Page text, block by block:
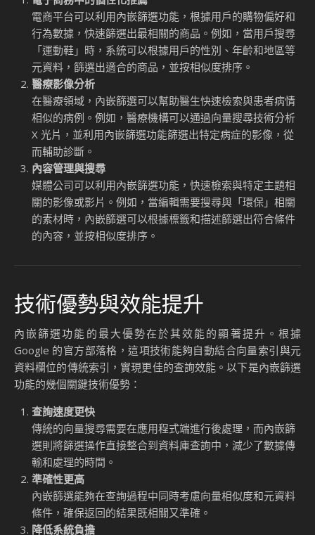
AlloyDB 的內嵌篩選功
能
內嵌篩選功能的核心概念
Google 在其 AlloyDB 資料庫中新增的內嵌篩選（Inline
化了開發流程，還大幅降低了系統的運算負擔。
內嵌篩選的實現方式結合了向量索引與傳統索引的優勢。向量
索引用於快速檢索相似度最高的結果，而傳統索引則用於篩選
元資料（Metadata）欄位中的相關資訊。這種雙重索引的結
合，確保了查詢的速度與準確性。例如，當企業需要在數百萬
同時，根據影像的標籤或其他元資料進行篩選，快速返回符合
條件的結果。
內嵌篩選的實際應用場景
內嵌篩選功能的應用範圍非常廣泛，特別是在需要處理大規模